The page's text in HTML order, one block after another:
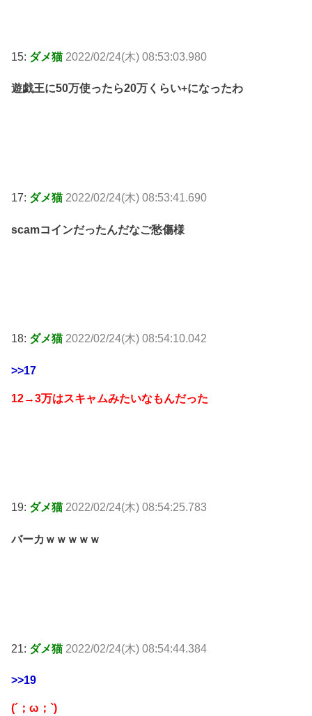
15: ダメ猫 2022/02/24(木) 08:53:03.980
遊戯王に50万使ったら20万くらい+になったわ
17: ダメ猫 2022/02/24(木) 08:53:41.690
scamコインだったんだなご愁傷様
18: ダメ猫 2022/02/24(木) 08:54:10.042
>>17
12→3万はスキャムみたいなもんだった
19: ダメ猫 2022/02/24(木) 08:54:25.783
バーカｗｗｗｗｗ
21: ダメ猫 2022/02/24(木) 08:54:44.384
>>19
(´；ω；`)